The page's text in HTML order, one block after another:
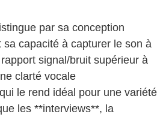
par sa conception
capacité à capturer le son à
signal/bruit supérieur à
clarté vocale
le rend idéal pour une variété
les **interviews**, la